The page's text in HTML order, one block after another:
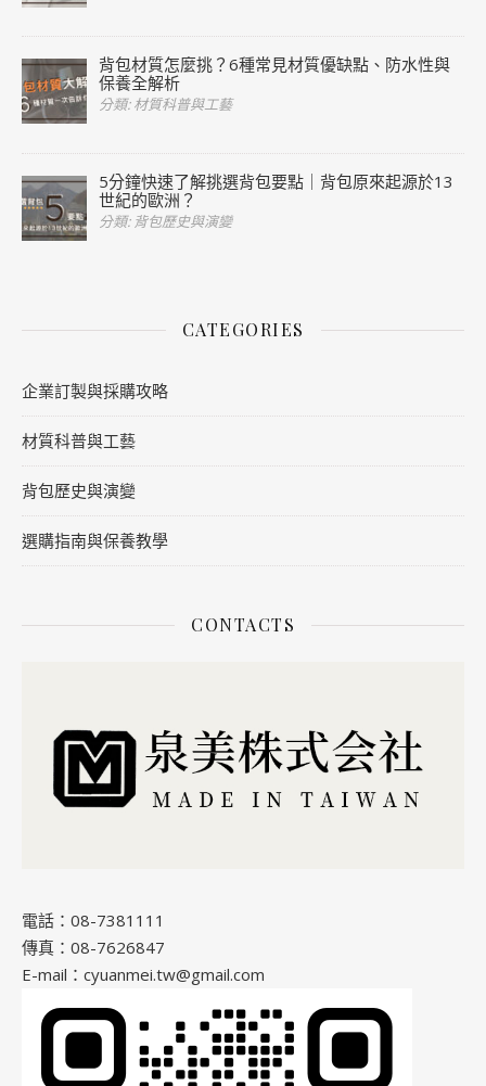
背包材質怎麼挑？6種常見材質優缺點、防水性與
保養全解析
分類: 材質科普與工藝
5分鐘快速了解挑選背包要點｜背包原來起源於13
世紀的歐洲？
分類: 背包歷史與演變
CATEGORIES
企業訂製與採購攻略
材質科普與工藝
背包歷史與演變
選購指南與保養教學
CONTACTS
電話：08-7381111
傳真：08-7626847
E-mail：cyuanmei.tw@gmail.com